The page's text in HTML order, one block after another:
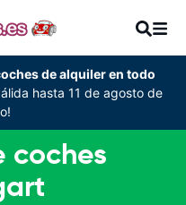
de alquiler en todo
hasta 11 de agosto de
coches